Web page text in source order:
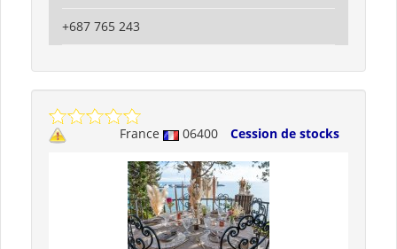
+687 765 243
France 06400 Cession de stocks